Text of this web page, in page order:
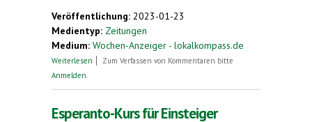
Veröffentlichung: 2023-01-23
Medientyp: Zeitungen
Medium: Wochen-Anzeiger - lokalkompass.de
Weiterlesen über „En la granda maro estas malgranda insulo ...“
Zum Verfassen von Kommentaren bitte
Anmelden
Esperanto-Kurs für Einsteiger